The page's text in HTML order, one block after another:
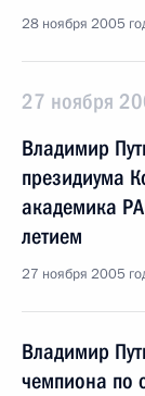
28 ноября 2005
27 ноября
Владимир
президиума
академика
летием
27 ноября 2005
Владимир
чемпиона по